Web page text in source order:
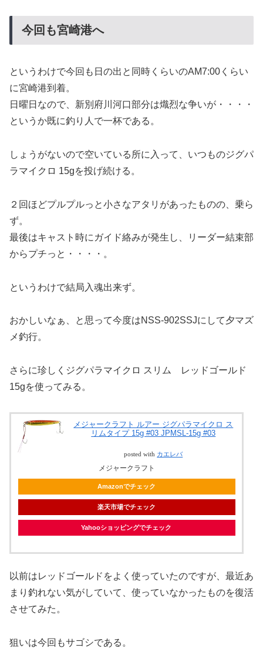
今回も宮崎港へ
というわけで今回も日の出と同時くらいのAM7:00くらい
に宮崎港到着。
日曜日なので、新別府川河口部分は熾烈な争いが・・・・
というか既に釣り人で一杯である。
しょうがないので空いている所に入って、いつものジグパ
ラマイクロ 15gを投げ続ける。
２回ほどプルプルっと小さなアタリがあったものの、乗ら
ず。
最後はキャスト時にガイド絡みが発生し、リーダー結束部
からプチっと・・・・。
というわけで結局入魂出来ず。
おかしいなぁ、と思って今度はNSS-902SSJにして夕マズ
メ釣行。
さらに珍しくジグパラマイクロ スリム レッドゴールド
15gを使ってみる。
メジャークラフト ルアー ジグパラマイクロ ス
リムタイプ 15g #03 JPMSL-15g #03
posted with カエレバ
メジャークラフト
Amazonでチェック
楽天市場でチェック
Yahooショッピングでチェック
以前はレッドゴールドをよく使っていたのですが、最近あ
まり釣れない気がしていて、使っていなかったものを復活
させてみた。
狙いは今回もサゴシである。